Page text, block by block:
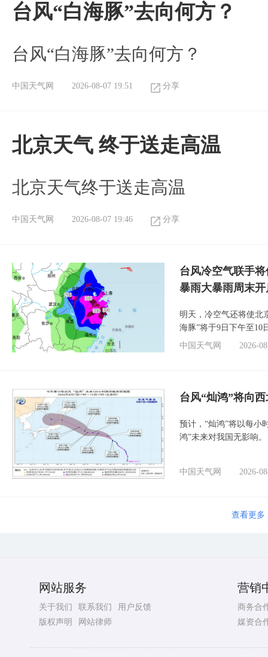
台风“白海豚”去向何方？
台风“白海豚”去向何方？
中国天气网 2026-08-07 19:51 分享
北京天气 终于送走高温
北京天气终于送走高温
中国天气网 2026-08-07 19:46 分享
台风冷空气联手
暴雨大暴雨周末开
明天，冷空气还将使北
海豚”将于9日下午至10
中国天气网
2026-
台风“灿鸿”将向
预计，“灿鸿”将以每小
鸿”未来对我国无影响。
中国天气网 2026-
查看更多
网站服务
关于我们 联系我们
用户反馈
版权声明
网站律师
营销
商务合
媒资合